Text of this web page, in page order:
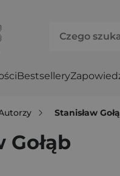
Bestsellery
Stanisław
Gołąb